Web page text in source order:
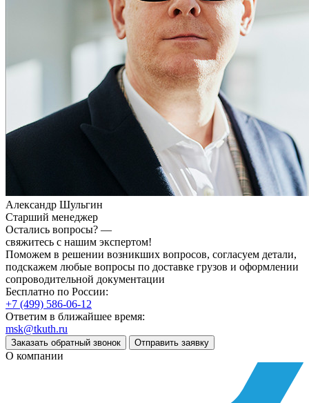
Александр Шульгин
Старший менеджер
Остались вопросы? —
свяжитесь с нашим экспертом!
Поможем в решении возникших вопросов, согласуем детали,
подскажем любые вопросы по доставке грузов и оформлении
сопроводительной документации
Бесплатно по России:
+7 (499) 586-06-12
Ответим в ближайшее время:
msk@tkuth.ru
Заказать обратный звонок Отправить заявку
О компании